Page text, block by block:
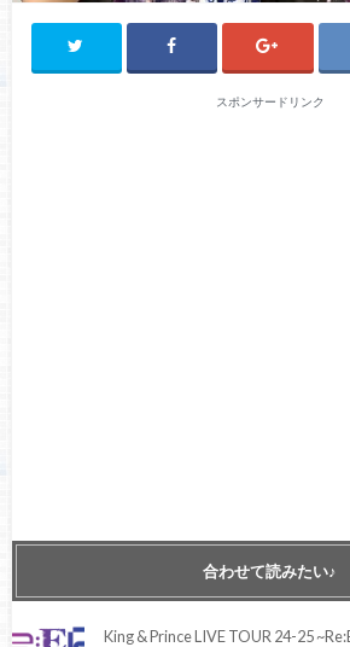
スポンサードリンク
合わせて読みたい♪
King & Prince LIVE TOUR 24-25